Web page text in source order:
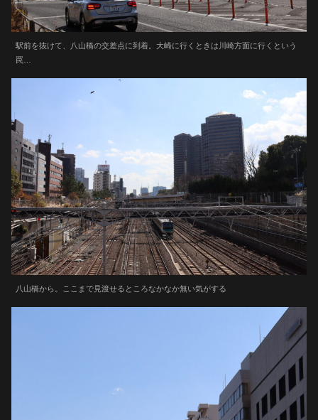
駅前を抜けて、八山橋の交差点に到着。大崎に行くときは川崎方面に行くという
罠…
八山橋から。ここまで見渡せるところなかなか無い気がする